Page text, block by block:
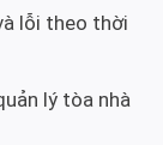
lỗi theo thời
lý tòa nhà